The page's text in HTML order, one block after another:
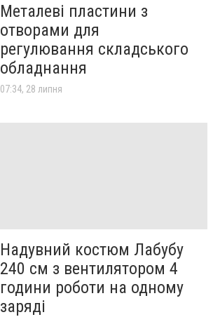
Металеві пластини з
отворами для
регулювання складського
обладнання
07:34, 28 липня
Надувний костюм Лабубу
240 см з вентилятором 4
години роботи на одному
заряді